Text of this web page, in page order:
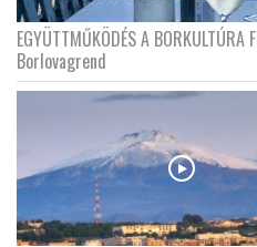
EGYÜTTMŰKÖDÉS A
Borlovagrend